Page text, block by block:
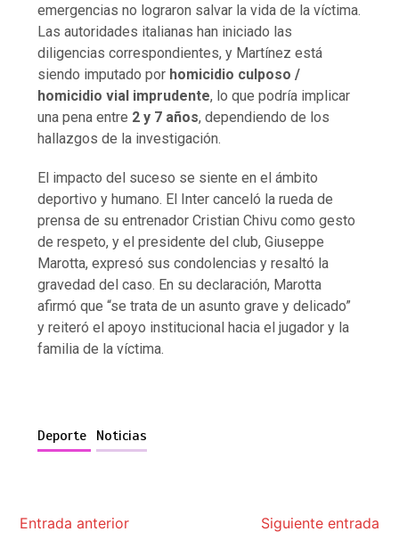
emergencias no lograron salvar la vida de la víctima.
Las autoridades italianas han iniciado las
diligencias correspondientes, y Martínez está
siendo imputado por homicidio culposo /
homicidio vial imprudente, lo que podría implicar
una pena entre 2 y 7 años, dependiendo de los
hallazgos de la investigación.
El impacto del suceso se siente en el ámbito
deportivo y humano. El Inter canceló la rueda de
prensa de su entrenador Cristian Chivu como gesto
de respeto, y el presidente del club, Giuseppe
Marotta, expresó sus condolencias y resaltó la
gravedad del caso. En su declaración, Marotta
afirmó que “se trata de un asunto grave y delicado”
y reiteró el apoyo institucional hacia el jugador y la
familia de la víctima.
Deporte Noticias
Entrada anterior Siguiente entrada